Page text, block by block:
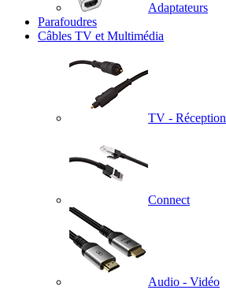
Adaptateurs
Parafoudres
Câbles TV et Multimédia
TV - Réception
Connect
Audio - Vidéo